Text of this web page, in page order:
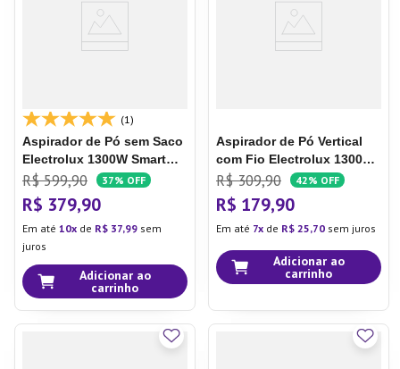
(1)
Aspirador de Pó sem Saco
Electrolux 1300W Smart
com Filtro HEPA e Bocal
para Estofado Azul
(ABS03)
R$ 599,90 37% OFF
R$ 379,90
Em até 10 de R$ 37,99 sem
juros
Adicionar ao
carrinho
Aspirador de Pó Vertical
com Fio Electrolux 1300W
2 em 1 Filtro HEPA Branco
(STK14B)
Vertical com Fio Electrolux
1300W 2 em 1 PowerSpeed
Filtro HEPA Branco
(STK14B)
R$ 309,90 42% OFF
R$ 179,90
Em até 7 de R$ 25,70 sem juros
Adicionar ao
carrinho